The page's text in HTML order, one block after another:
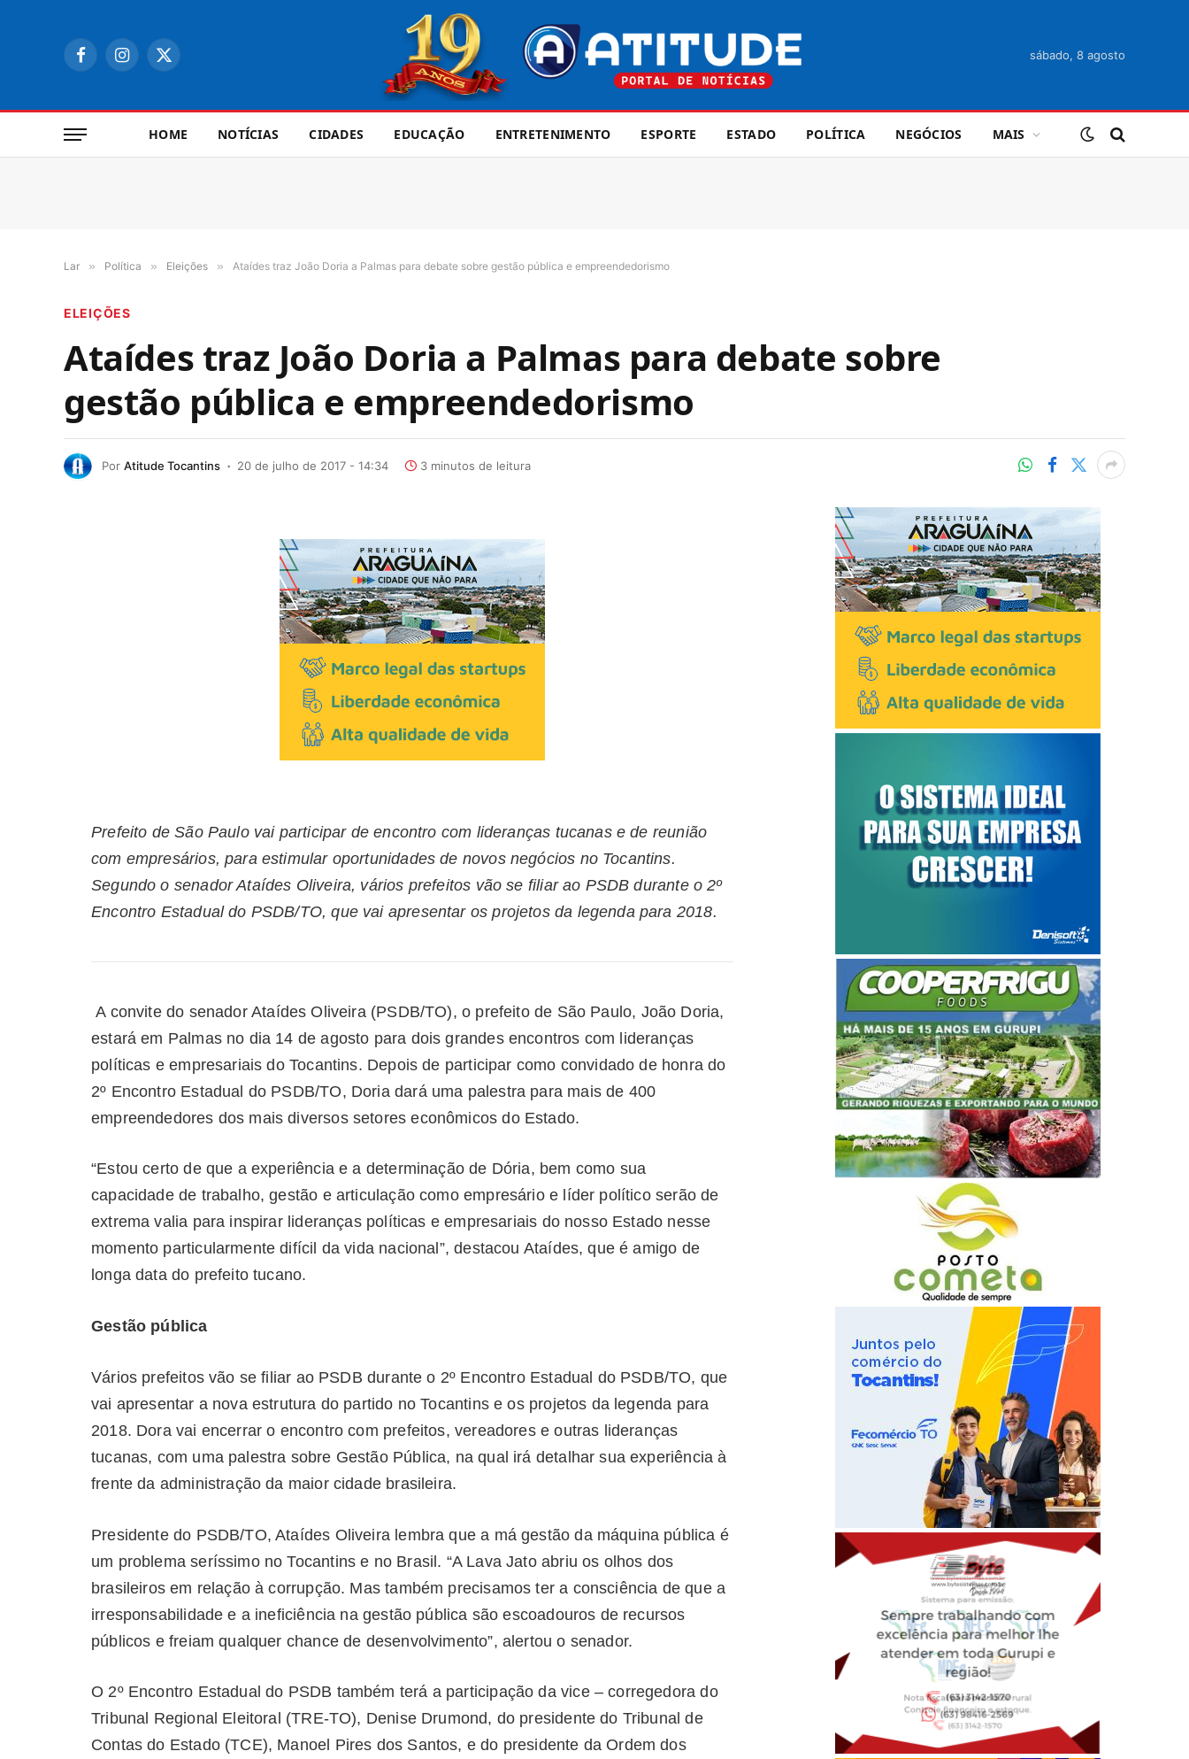
FacebookInstagram
X
sábado, 8 agosto
HOME NOTÍCIAS CIDADES EDUCAÇÃO ENTRETENIMENTO ESPORTE ESTADO POLÍTICA NEGÓCIOS MAIS
Lar » Política » Eleições » Ataídes traz João Doria a Palmas para debate sobre gestão pública e empreendedorismo
ELEIÇÕES
Ataídes traz João Doria a Palmas para debate sobre
gestão pública e empreendedorismo
Por Atitude Tocantins 20 de julho de 2017 - 14:34 3 minutos de leitura
Prefeito de São Paulo vai participar de encontro com lideranças tucanas e de reunião
com empresários, para estimular oportunidades de novos negócios no Tocantins.
Segundo o senador Ataídes Oliveira, vários prefeitos vão se filiar ao PSDB durante o 2º
Encontro Estadual do PSDB/TO, que vai apresentar os projetos da legenda para 2018.
A convite do senador Ataídes Oliveira (PSDB/TO), o prefeito de São Paulo, João Doria,
estará em Palmas no dia 14 de agosto para dois grandes encontros com lideranças
políticas e empresariais do Tocantins. Depois de participar como convidado de honra do
2º Encontro Estadual do PSDB/TO, Doria dará uma palestra para mais de 400
empreendedores dos mais diversos setores econômicos do Estado.
“Estou certo de que a experiência e a determinação de Dória, bem como sua
capacidade de trabalho, gestão e articulação como empresário e líder político serão de
extrema valia para inspirar lideranças políticas e empresariais do nosso Estado nesse
momento particularmente difícil da vida nacional”, destacou Ataídes, que é amigo de
longa data do prefeito tucano.
Gestão pública
Vários prefeitos vão se filiar ao PSDB durante o 2º Encontro Estadual do PSDB/TO, que
vai apresentar a nova estrutura do partido no Tocantins e os projetos da legenda para
2018. Dora vai encerrar o encontro com prefeitos, vereadores e outras lideranças
tucanas, com uma palestra sobre Gestão Pública, na qual irá detalhar sua experiência à
frente da administração da maior cidade brasileira.
Presidente do PSDB/TO, Ataídes Oliveira lembra que a má gestão da máquina pública é
um problema seríssimo no Tocantins e no Brasil. “A Lava Jato abriu os olhos dos
brasileiros em relação à corrupção. Mas também precisamos ter a consciência de que a
irresponsabilidade e a ineficiência na gestão pública são escoadouros de recursos
públicos e freiam qualquer chance de desenvolvimento”, alertou o senador.
O 2º Encontro Estadual do PSDB também terá a participação da vice – corregedora do
Tribunal Regional Eleitoral (TRE-TO), Denise Drumond, do presidente do Tribunal de
Contas do Estado (TCE), Manoel Pires dos Santos, e do presidente da Ordem dos